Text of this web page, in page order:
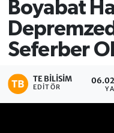
Boyabat
Seferber
TE BILISIM
EDITÖR
Süper Lig Puan
Tüm Manşetler
Son Dakika